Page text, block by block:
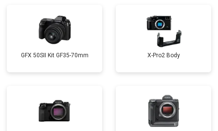
GFX 50SII Kit GF35-70mm X-Pro2 Body